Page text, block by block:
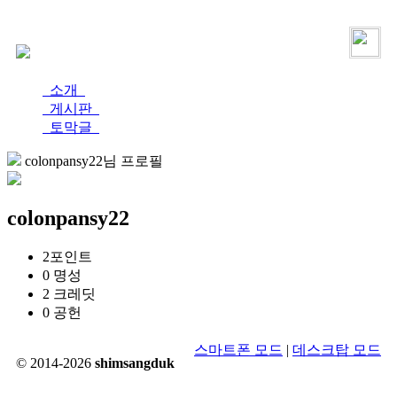
소개
게시판
토막글
colonpansy22님 프로필
colonpansy22
2포인트
0 명성
2 크레딧
0 공헌
© 2014-2026 shimsangduk
스마트폰 모드 | 데스크탑 모드